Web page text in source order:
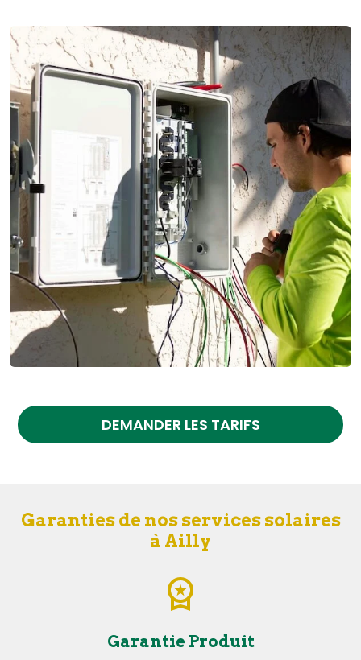
DEMANDER LES TARIFS
Garanties de nos services solaires
à Ailly
Garantie Produit